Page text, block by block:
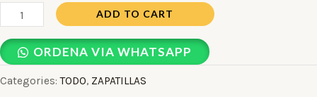
ADD TO CART
ORDENA VIA WHATSAPP
Categories:TODO, ZAPATILLAS